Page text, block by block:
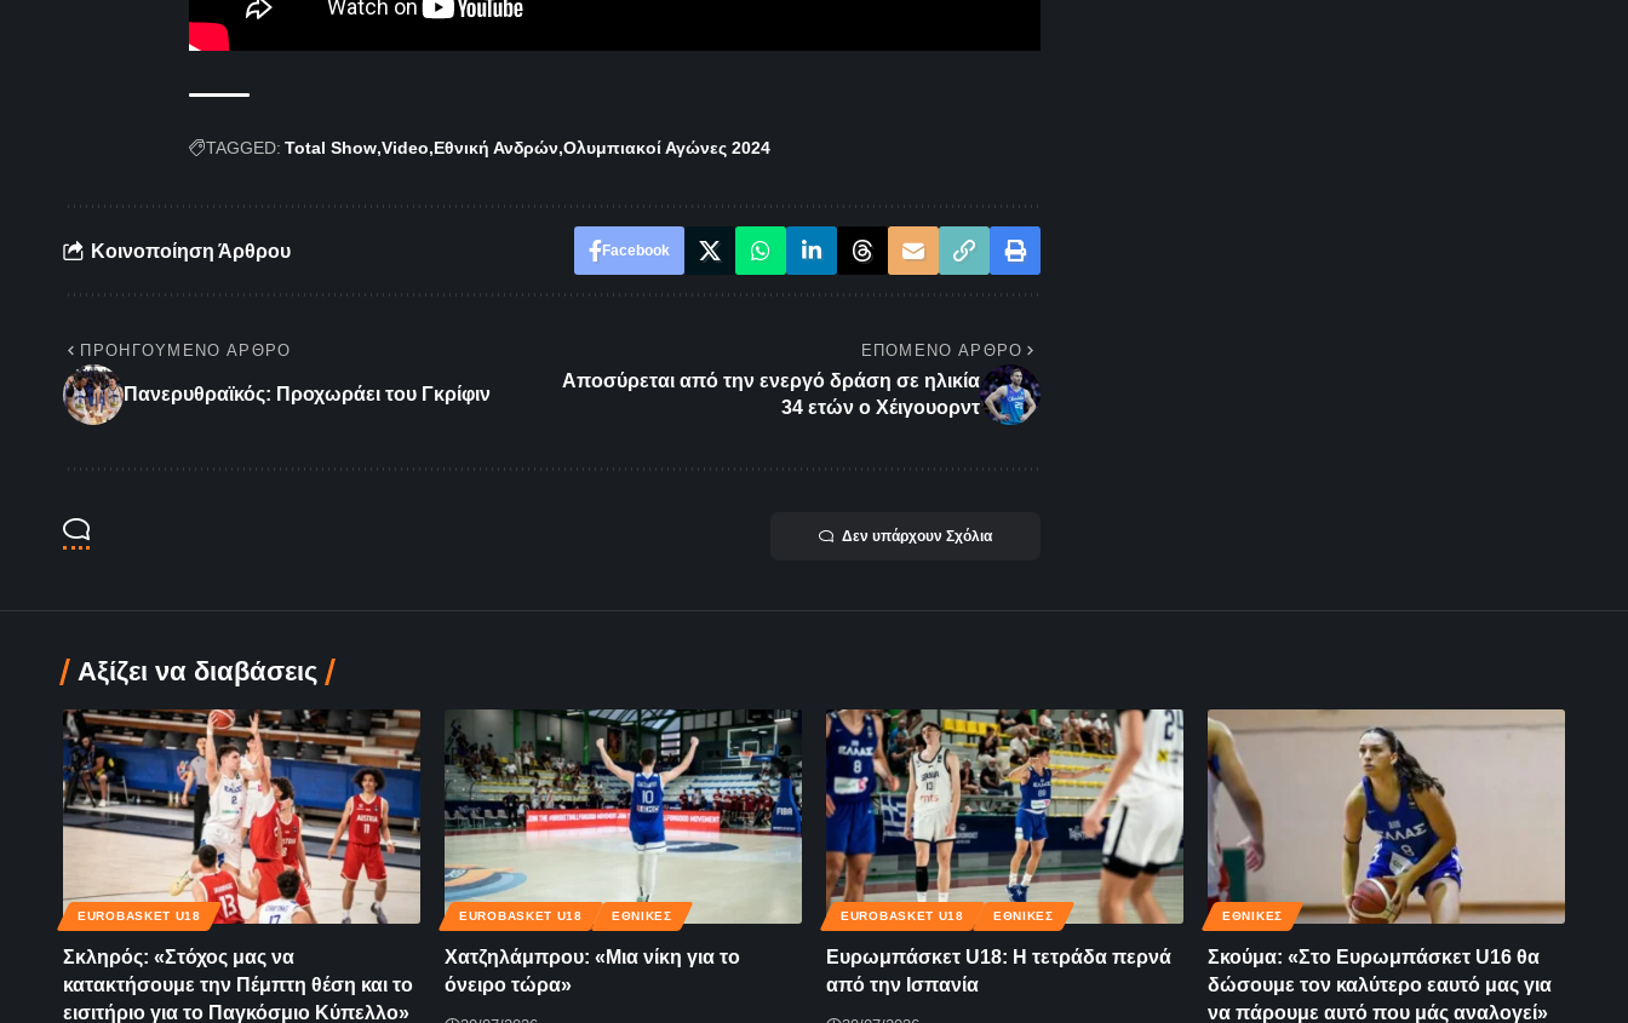
TAGGED: Total Show Video Εθνική Ανδρών Ολυμπιακοί Αγώνες 2024
Κοινοποίηση Άρθρου Facebook
ΠΡΟΗΓΟΎΜΕΝΟ ΆΡΘΡΟ
Πανερυθραϊκός: Προχωράει του Γκρίφιν
ΕΠΌΜΕΝΟ ΆΡΘΡΟ
Αποσύρεται από την ενεργό δράση σε ηλικία
34 ετών ο Χέιγουορντ
Δεν υπάρχουν Σχόλια
Αξίζει να διαβάσεις
EUROBASKET U18
Σκληρός: «Στόχος μας να
κατακτήσουμε την Πέμπτη θέση και το
εισιτήριο για το Παγκόσμιο Κύπελλο»
EUROBASKET U18 ΕΘΝΙΚΈΣ
Χατζηλάμπρου: «Μια νίκη για το
όνειρο τώρα»
EUROBASKET U18 ΕΘΝΙΚΈΣ
Ευρωμπάσκετ U18: Η τετράδα περνά
από την Ισπανία
ΕΘΝΙΚΈΣ
Σκούμα: «Στο Ευρωμπάσκετ U16 θα
δώσουμε τον καλύτερο εαυτό μας για
να πάρουμε αυτό που μάς αναλογεί»